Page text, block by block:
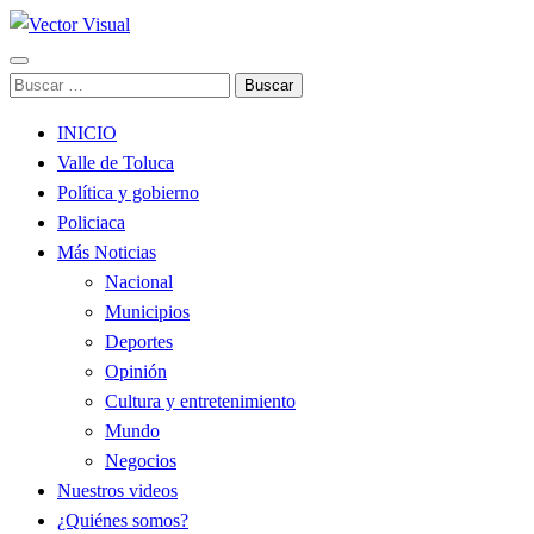
Vector Visual
Noticias y Producción Audiovisual
Buscar:
INICIO
Valle de Toluca
Política y gobierno
Policiaca
Más Noticias
Nacional
Municipios
Deportes
Opinión
Cultura y entretenimiento
Mundo
Negocios
Nuestros videos
¿Quiénes somos?